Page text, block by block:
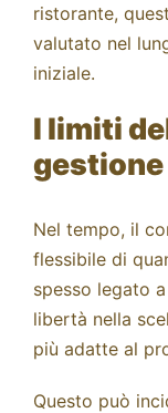
ristorante,
valutato nel
iniziale.
I limiti
gestione
Nel tempo, il
flessibile di
spesso legato
libertà nella
più adatte al
Questo può